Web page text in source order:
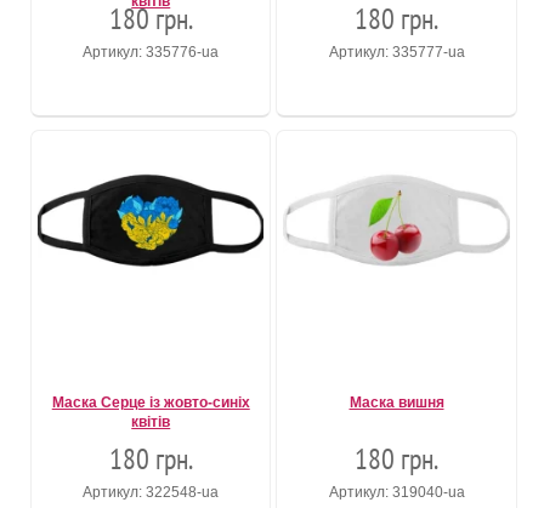
180 грн.
Артикул: 335776-ua
180 грн.
Артикул: 335777-ua
Маска Серце із жовто-синіх
квітів
180 грн.
Артикул: 322548-ua
Маска вишня
180 грн.
Артикул: 319040-ua